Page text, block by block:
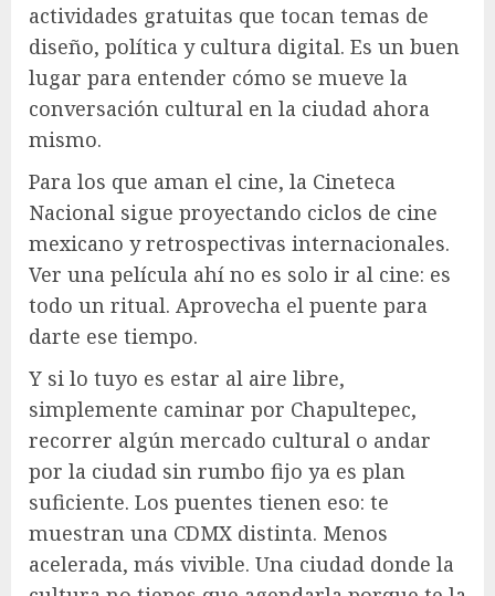
actividades gratuitas que tocan temas de
diseño, política y cultura digital. Es un buen
lugar para entender cómo se mueve la
conversación cultural en la ciudad ahora
mismo.
Para los que aman el cine, la Cineteca
Nacional sigue proyectando ciclos de cine
mexicano y retrospectivas internacionales.
Ver una película ahí no es solo ir al cine: es
todo un ritual. Aprovecha el puente para
darte ese tiempo.
Y si lo tuyo es estar al aire libre,
simplemente caminar por Chapultepec,
recorrer algún mercado cultural o andar
por la ciudad sin rumbo fijo ya es plan
suficiente. Los puentes tienen eso: te
muestran una CDMX distinta. Menos
acelerada, más vivible. Una ciudad donde la